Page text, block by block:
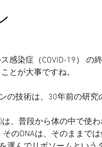
感染症（COVID-19）
とが大事ですね。
の技術は、30年前の研究
は、普段から体の中で使
のDNAは、そのままで